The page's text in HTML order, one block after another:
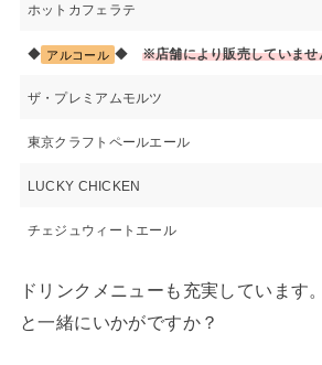
ホットカフェラテ
◆ アルコール ◆ ※店舗により販売していませ
ザ・プレミアムモルツ
東京クラフトペールエール
LUCKY CHICKEN
チェジュウィートエール
ドリンクメニューも充実しています
と一緒にいかがですか？